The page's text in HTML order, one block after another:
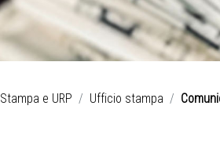
Stampa e URP Ufficio stampa